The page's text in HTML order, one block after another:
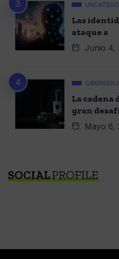
Las
ataque a
Junio 4,
La cadena
gran
Mayo 6,
SOCIALPROFILE